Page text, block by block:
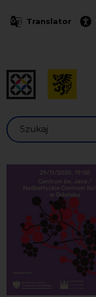
Translator
Szukaj